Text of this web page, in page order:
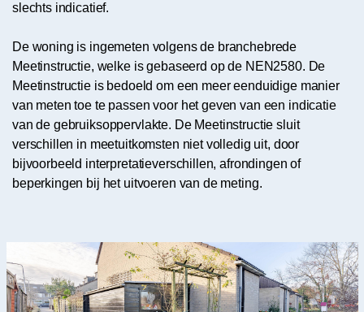
slechts indicatief.
De woning is ingemeten volgens de branchebrede
Meetinstructie, welke is gebaseerd op de NEN2580. De
Meetinstructie is bedoeld om een meer eenduidige manier
van meten toe te passen voor het geven van een indicatie
van de gebruiksoppervlakte. De Meetinstructie sluit
verschillen in meetuitkomsten niet volledig uit, door
bijvoorbeeld interpretatieverschillen, afrondingen of
beperkingen bij het uitvoeren van de meting.